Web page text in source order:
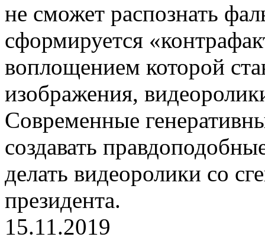
не сможет распознать
сформируется
воплощением которой
изображения,
Современные
создавать
делать видеоролики со
президента.
15.11.2019